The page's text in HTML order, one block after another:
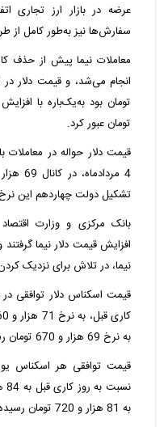
عرضه در بازار ارز تجاری
سفارش‌ها نیز به‌طور کامل از
انجام می‌شد، وقیمت دلار
تومان عبور کرد.
قیمت دلار حواله در معاملات
4
تشکیل دولت چهاردهم این نرخ در کانال 45
بانک مرکزی و وزارت
افزایشقیمت دلارنیما گرفتند
نیما، در تلاش برای نزدیک
قیمت اسکناس دلار توافقی در
به نرخ 69 هزار و 670 تومان رسیده است.
قیمت توافقی هر اسکناس
به 81 هزار و 720 تومان رسیده است.